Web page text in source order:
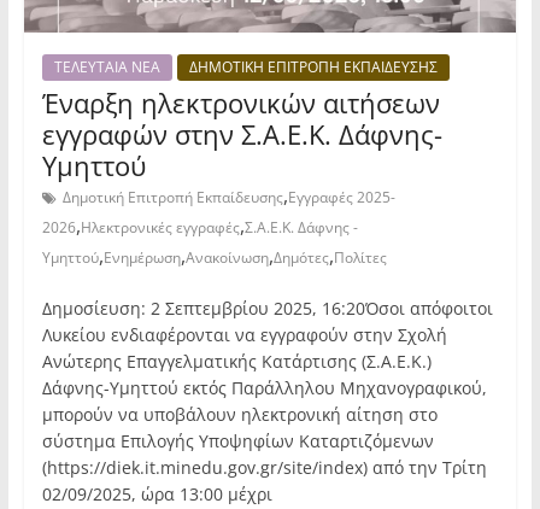
ΤΕΛΕΥΤΑΙΑ ΝΕΑ ΔΗΜΟΤΙΚΗ ΕΠΙΤΡΟΠΗ ΕΚΠΑΙΔΕΥΣΗΣ
Έναρξη ηλεκτρονικών αιτήσεων
εγγραφών στην Σ.Α.Ε.Κ. Δάφνης-
Υμηττού
Δημοτική Επιτροπή Εκπαίδευσης,Εγγραφές 2025-
2026,Ηλεκτρονικές εγγραφές,Σ.Α.Ε.Κ. Δάφνης -
Υμηττού,Ενημέρωση,Ανακοίνωση,Δημότες,Πολίτες
Δημοσίευση: 2 Σεπτεμβρίου 2025, 16:20Όσοι απόφοιτοι
Λυκείου ενδιαφέρονται να εγγραφούν στην Σχολή
Ανώτερης Επαγγελματικής Κατάρτισης (Σ.Α.Ε.Κ.)
Δάφνης-Υμηττού εκτός Παράλληλου Μηχανογραφικού,
μπορούν να υποβάλουν ηλεκτρονική αίτηση στο
σύστημα Επιλογής Υποψηφίων Καταρτιζόμενων
(https://diek.it.minedu.gov.gr/site/index) από την Τρίτη
02/09/2025, ώρα 13:00 μέχρι